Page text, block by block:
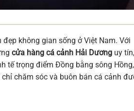
không gian sống ở Việt Nam. Với
cửa hàng cá cảnh Hải Dương uy tín,
tế trọng điểm Đồng bằng sông Hồng,
chăm sóc và buôn bán cá cảnh